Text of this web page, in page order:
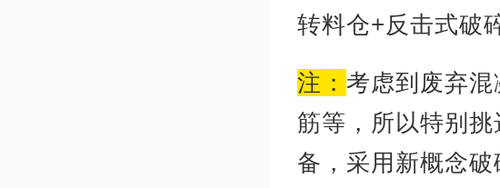
转料仓+反击式破
注： 考虑到废弃
筋等，所以特别
备，采用新概念